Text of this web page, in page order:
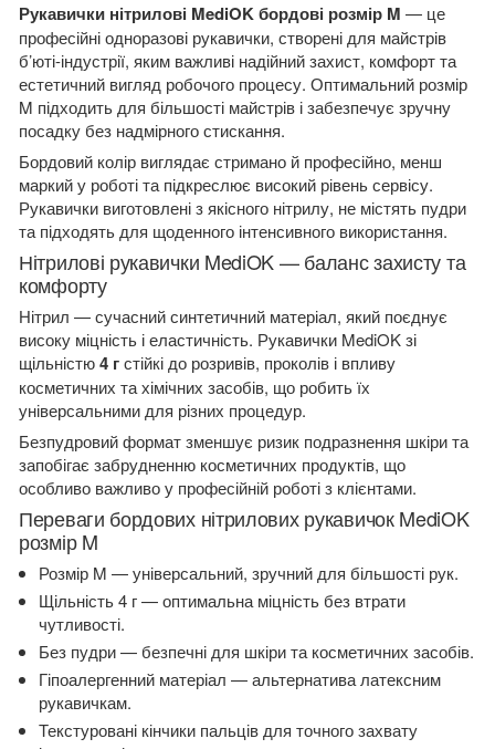
4
г
кількість
Рукавички нітрилові MediOK бордові розмір M — це
професійні одноразові рукавички, створені для майстрів
б’юті-індустрії, яким важливі надійний захист, комфорт та
естетичний вигляд робочого процесу. Оптимальний розмір
M підходить для більшості майстрів і забезпечує зручну
посадку без надмірного стискання.
Бордовий колір виглядає стримано й професійно, менш
маркий у роботі та підкреслює високий рівень сервісу.
Рукавички виготовлені з якісного нітрилу, не містять пудри
та підходять для щоденного інтенсивного використання.
Нітрилові рукавички MediOK — баланс захисту та
комфорту
Нітрил — сучасний синтетичний матеріал, який поєднує
високу міцність і еластичність. Рукавички MediOK зі
щільністю4 гстійкі до розривів, проколів і впливу
косметичних та хімічних засобів, що робить їх
універсальними для різних процедур.
Безпудровий формат зменшує ризик подразнення шкіри та
запобігає забрудненню косметичних продуктів, що
особливо важливо у професійній роботі з клієнтами.
Переваги бордових нітрилових рукавичок MediOK
розмір M
Розмір M — універсальний, зручний для більшості рук.
Щільність 4 г — оптимальна міцність без втрати
чутливості.
Без пудри — безпечні для шкіри та косметичних засобів.
Гіпоалергенний матеріал — альтернатива латексним
рукавичкам.
Текстуровані кінчики пальців для точного захвату